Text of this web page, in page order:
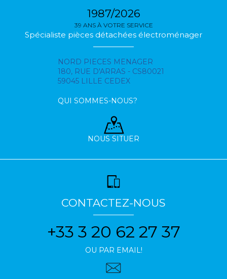
1987/2026
39 ANS À VOTRE SERVICE
Spécialiste pièces détachées électroménager
NORD PIECES MENAGER
180, RUE D'ARRAS - CS80021
59045 LILLE CEDEX
QUI SOMMES-NOUS?
NOUS SITUER
CONTACTEZ-NOUS
+33 3 20 62 27 37
OU PAR EMAIL!